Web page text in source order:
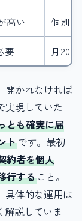
高い 個別
要 月200
開かれなければ
実現していた
とも確実に届
トです。最初
約者を個人
行する こと。
具体的な運用は
解説していま